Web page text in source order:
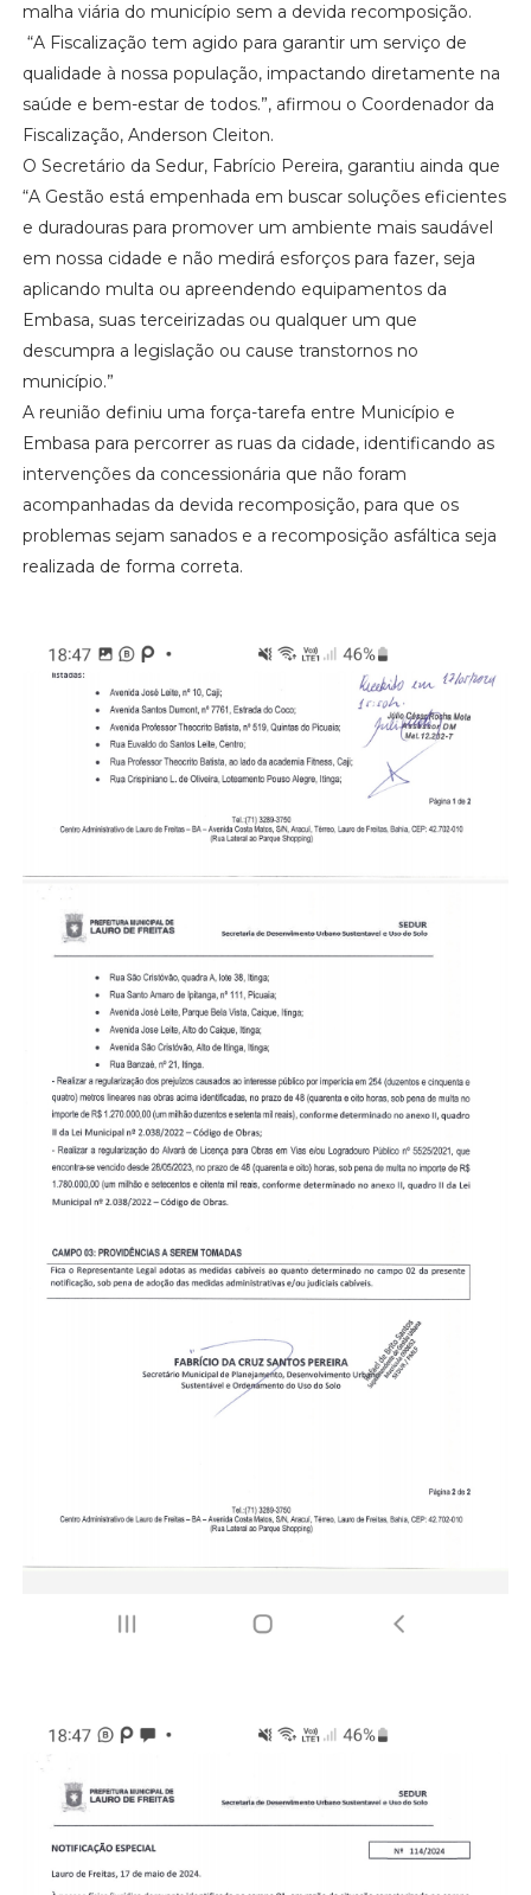
malha viária do município sem a devida recomposição.
“A Fiscalização tem agido para garantir um serviço de
qualidade à nossa população, impactando diretamente na
saúde e bem-estar de todos.”, afirmou o Coordenador da
Fiscalização, Anderson Cleiton.
O Secretário da Sedur, Fabrício Pereira, garantiu ainda que
“A Gestão está empenhada em buscar soluções eficientes
e duradouras para promover um ambiente mais saudável
em nossa cidade e não medirá esforços para fazer, seja
aplicando multa ou apreendendo equipamentos da
Embasa, suas terceirizadas ou qualquer um que
descumpra a legislação ou cause transtornos no
município.”
A reunião definiu uma força-tarefa entre Município e
Embasa para percorrer as ruas da cidade, identificando as
intervenções da concessionária que não foram
acompanhadas da devida recomposição, para que os
problemas sejam sanados e a recomposição asfáltica seja
realizada de forma correta.